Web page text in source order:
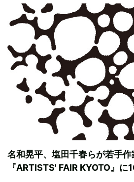
名和晃平、塩田千春らが若手
『ARTISTS' FAIR KYOTO』に